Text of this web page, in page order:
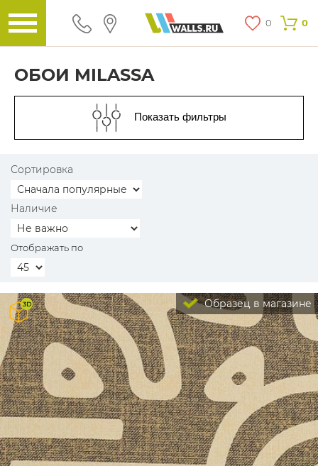
0 0
ОБОИ MILASSA
Показать фильтры
Сортировка
Наличие
Отображать по
Образец в магазине